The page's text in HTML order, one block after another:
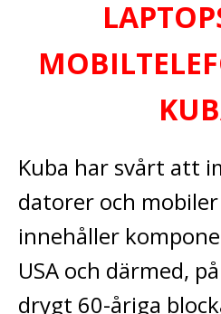
Kuba har svårt att
datorer och
innehåller
USA och därmed,
drygt 60-åriga